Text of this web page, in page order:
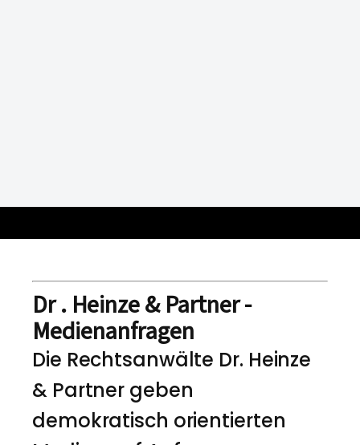
Dr . Heinze & Partner -
Medienanfragen
Die Rechtsanwälte Dr. Heinze
& Partner geben
demokratisch orientierten